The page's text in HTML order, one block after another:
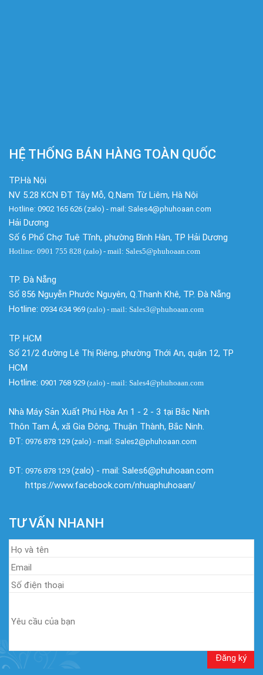
HỆ THỐNG BÁN HÀNG TOÀN QUỐC
TP.Hà Nội
NV 5.28 KCN ĐT Tây Mỗ, Q.Nam Từ Liêm, Hà Nội
Hotline: 0902 165 626 (zalo) - mail: Sales4@phuhoaan.com
Hải Dương
Số 6 Phố Chợ Tuệ Tĩnh, phường Bình Hàn, TP Hải Dương
Hotline: 0901 755 828 (zalo) - mail: Sales5@phuhoaan.com
TP. Đà Nẵng
Số 856 Nguyễn Phước Nguyên, Q.Thanh Khê, TP. Đà Nẵng
Hotline: 0934 634 969 (zalo) - mail: Sales3@phuhoaan.com
TP. HCM
Số 21/2 đường Lê Thị Riêng, phường Thới An, quận 12, TP
HCM
Hotline: 0901 768 929 (zalo) - mail: Sales4@phuhoaan.com
Nhà Máy Sản Xuất Phú Hòa An 1 - 2 - 3 tại Bắc Ninh
Thôn Tam Á, xã Gia Đông, Thuận Thành, Bắc Ninh.
ĐT: 0976 878 129 (zalo) - mail: Sales2@phuhoaan.com
ĐT: 0976 878 129 (zalo) - mail: Sales6@phuhoaan.com
https://www.facebook.com/nhuaphuhoaan/
TƯ VẤN NHANH